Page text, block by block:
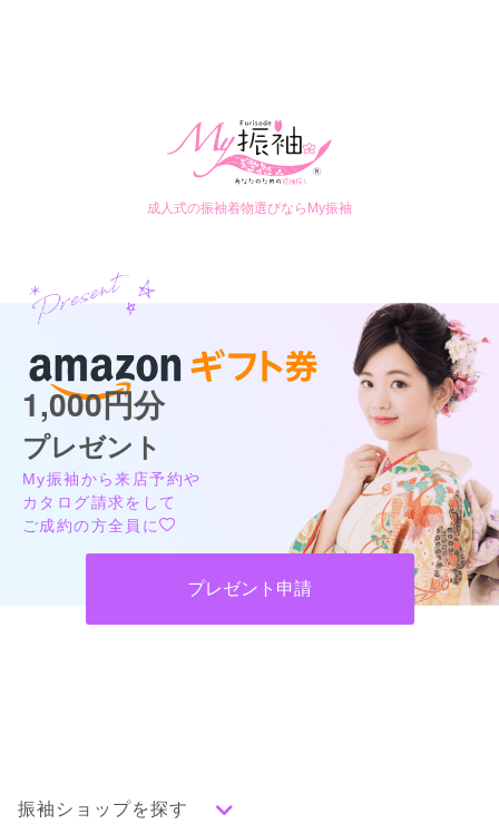
成人式の振袖着物選びならMy振袖
1,000円分
プレゼント
My振袖から来店予約や
カタログ請求をして
ご成約の方全員に
プレゼント申請
振袖ショップを探す